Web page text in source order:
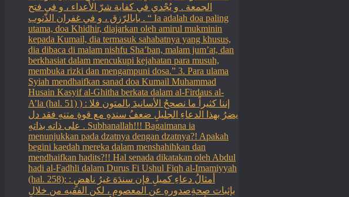
الجمعة . و يُجْدي في كفاية شرّ الأعداء ، و في فتح
بابالرّزق ، و في غفران الذّنوب . “ Ia adalah doa paling
utama, doa Khidhir, diajarkan oleh amirul mukminin
kepada Kumail, dia termasuk sahabatnya yang khusus,
dia dibaca di malam nishfu Sha’ban, malam jum’at, dan
berkhasiat dalam mencukupi kejahatan para musuh,
membuka rizki dan mengampuni dosa.” 3. Para ulama
Syiah mendhaifkan sanad doa Kumail Muhammad
Husain Kasyif al-Ghitha berkata dalam al-Firdaus al-
A’la (hal. 51) ) : إننا كثيراً ما نصححُ الأسانيدَ بالمتون فلا
يضرُ بهذا الدعاءِ الجليلِ ضعفُ سندهِ مع قوةِ متنهِ فقد دل
على ذاته بذاتهِ . Subhanallah!!! Bagaimana ia
menunjukkan pada dzatnya dengan dzatnya?! Apakah
begini kaedah mereka dalam menshahihkan dan
mendhaifkan hadits?!! Hal senada dikatakan oleh Abdul
hadi al-Fadhli dalam Durus Fi Ushul Fiqh al-Imamiyyah
(hal. 258): : أمثالُ دعاءِ كميلِ فإن سندَهَ غيرُ ناهضٍ
بإثبات صحةِصدورهِ عن المعصومِ ، لكن الفقيه من خلالِ